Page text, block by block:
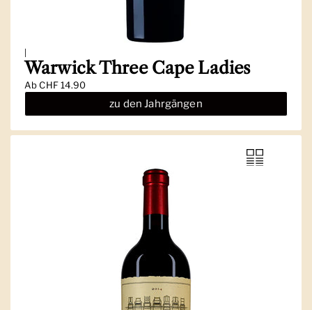
|
Warwick Three Cape Ladies
AbCHF 14.90
zu den Jahrgängen